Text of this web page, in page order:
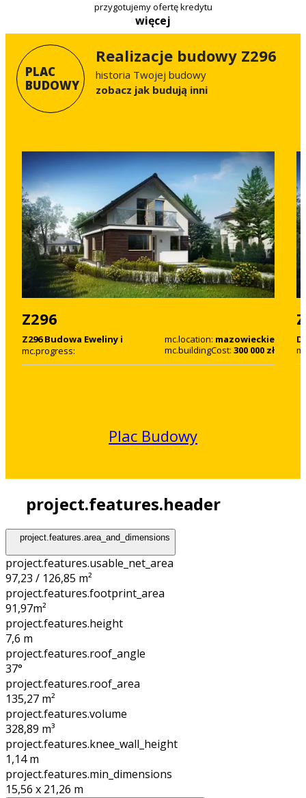
przygotujemy ofertę kredytu
więcej
PLAC
BUDOWY
Realizacje budowy Z296
historia Twojej budowy
Zobacz jak budują inni
Z296
Z296 Budowa Eweliny i
Damiana
mc.progress:
mc.location: mazowieckie
mc.buildingCost: 300 000 zł
Plac Budowy
project.features.header
project.features.area_and_dimensions
project.features.usable_net_area
97,23 / 126,85 m²
project.features.footprint_area
91,97m²
project.features.height
7,6 m
project.features.roof_angle
37°
project.features.roof_area
135,27 m²
project.features.volume
328,89 m³
project.features.knee_wall_height
1,14m
project.features.min_dimensions
15,56 x 21,26 m